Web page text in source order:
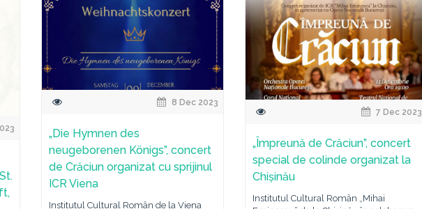
8 Dec 2023
„Die Hymnen des
neugeborenen Königs”, concert
de Crăciun organizat cu sprijinul
ICR Viena
Institutul Cultural Român de la Viena
7 Dec 2023
„Împreună de Crăciun”, concert
special de colinde organizat la
Chișinău
Institutul Cultural Român „Mihai